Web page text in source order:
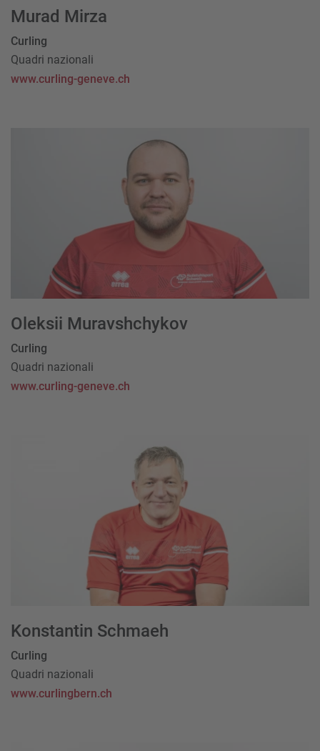
Murad Mirza
Curling
Quadri nazionali
www.curling-geneve.ch
Oleksii Muravshchykov
Curling
Quadri nazionali
www.curling-geneve.ch
Konstantin Schmaeh
Curling
Quadri nazionali
www.curlingbern.ch